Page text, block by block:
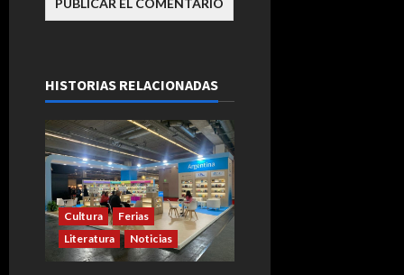
HISTORIAS RELACIONADAS
Cultura
Ferias
Literatura
Noticias